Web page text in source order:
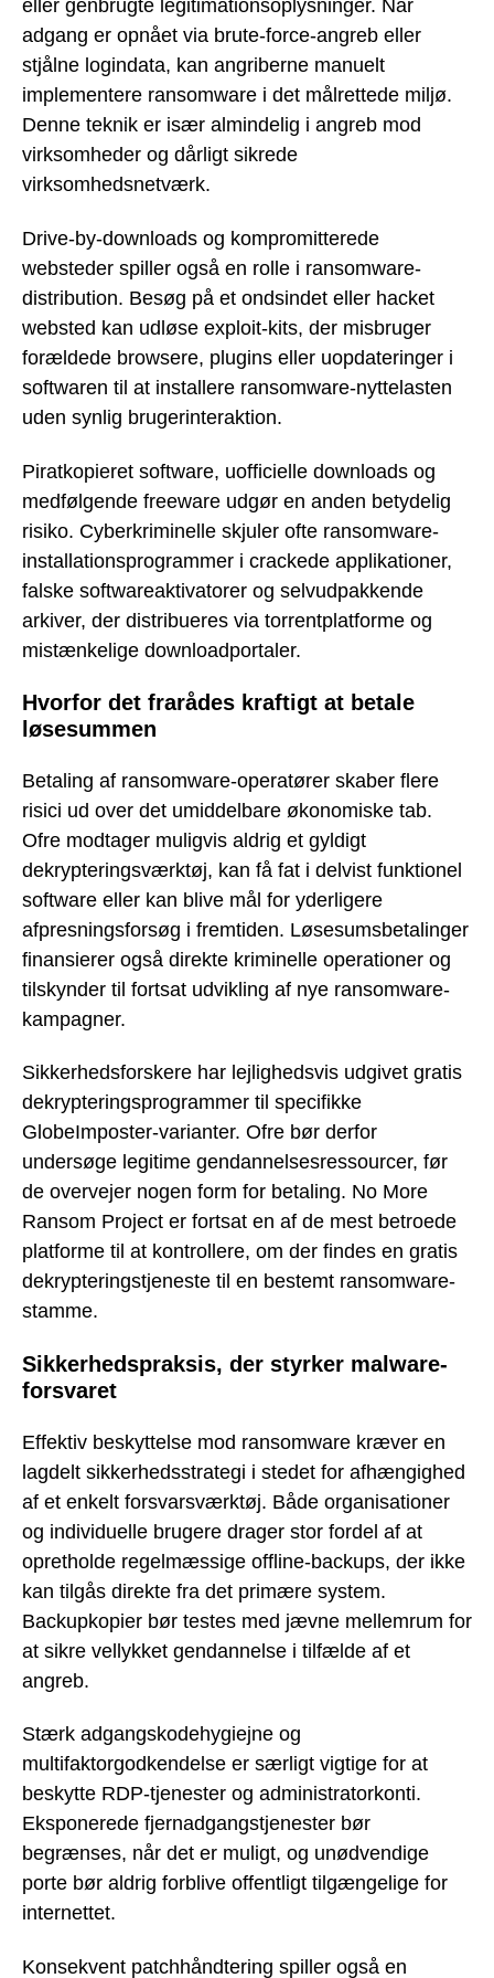
eller genbrugte legitimationsoplysninger. Når
adgang er opnået via brute-force-angreb eller
stjålne logindata, kan angriberne manuelt
implementere ransomware i det målrettede miljø.
Denne teknik er især almindelig i angreb mod
virksomheder og dårligt sikrede
virksomhedsnetværk.
Drive-by-downloads og kompromitterede
websteder spiller også en rolle i ransomware-
distribution. Besøg på et ondsindet eller hacket
websted kan udløse exploit-kits, der misbruger
forældede browsere, plugins eller uopdateringer i
softwaren til at installere ransomware-nyttelasten
uden synlig brugerinteraktion.
Piratkopieret software, uofficielle downloads og
medfølgende freeware udgør en anden betydelig
risiko. Cyberkriminelle skjuler ofte ransomware-
installationsprogrammer i crackede applikationer,
falske softwareaktivatorer og selvudpakkende
arkiver, der distribueres via torrentplatforme og
mistænkelige downloadportaler.
Hvorfor det frarådes kraftigt at betale
løsesummen
Betaling af ransomware-operatører skaber flere
risici ud over det umiddelbare økonomiske tab.
Ofre modtager muligvis aldrig et gyldigt
dekrypteringsværktøj, kan få fat i delvist funktionel
software eller kan blive mål for yderligere
afpresningsforsøg i fremtiden. Løsesumsbetalinger
finansierer også direkte kriminelle operationer og
tilskynder til fortsat udvikling af nye ransomware-
kampagner.
Sikkerhedsforskere har lejlighedsvis udgivet gratis
dekrypteringsprogrammer til specifikke
GlobeImposter-varianter. Ofre bør derfor
undersøge legitime gendannelsesressourcer, før
de overvejer nogen form for betaling. No More
Ransom Project er fortsat en af de mest betroede
platforme til at kontrollere, om der findes en gratis
dekrypteringstjeneste til en bestemt ransomware-
stamme.
Sikkerhedspraksis, der styrker malware-
forsvaret
Effektiv beskyttelse mod ransomware kræver en
lagdelt sikkerhedsstrategi i stedet for afhængighed
af et enkelt forsvarsværktøj. Både organisationer
og individuelle brugere drager stor fordel af at
opretholde regelmæssige offline-backups, der ikke
kan tilgås direkte fra det primære system.
Backupkopier bør testes med jævne mellemrum for
at sikre vellykket gendannelse i tilfælde af et
angreb.
Stærk adgangskodehygiejne og
multifaktorgodkendelse er særligt vigtige for at
beskytte RDP-tjenester og administratorkonti.
Eksponerede fjernadgangstjenester bør
begrænses, når det er muligt, og unødvendige
porte bør aldrig forblive offentligt tilgængelige for
internettet.
Konsekvent patchhåndtering spiller også en